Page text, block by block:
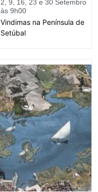
2, 9, 16, 23 e 30 Setembro
às 9h00
Vindimas na Península de
Setúbal